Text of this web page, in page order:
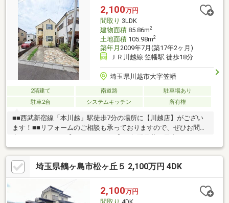
本日ご見学可能◎／「今から見たい！」「お一人でも安心」お気
軽にお問い合わせ♪住宅ローンのご相談も随時お任せください！
2,100万円
間取り 3LDK
建物面積85.86m2
土地面積105.98m2
築年月 2009年7月(築17年2ヶ月)
ＪＲ川越線 笠幡駅 徒歩18分
埼玉県川越市大字笠幡
2階建て 南道路
駐車場あり
駐車2台
システムキッチン 所有権
■■西武新宿線「本川越」駅徒歩7分の場所に【川越店】がござい
ます！■■リフォームのご相談も承っておりますので、ぜひお問い
い日差しが入る心地の良いリビングです♪・コンビニ徒歩3分・ド
ラッグストア徒歩5分と、日々の買い物に便利な立地です♪・小学
校まで4分、中学校まで8分と、お子様の通学が安心できる距離で
す♪・玄関続きのワークスペースは、土間収納や洗濯物干しなど多
目的に活用できる便利なスペースです♪
埼玉県鶴ヶ島市松ヶ丘５ 2,100万円 4DK
2,100万円